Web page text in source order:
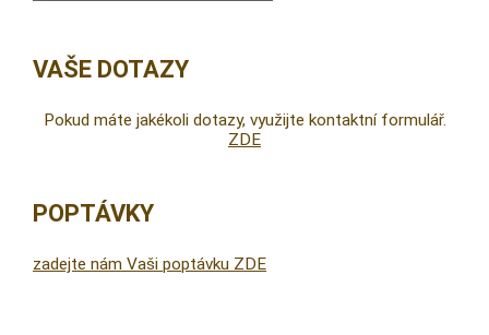
VAŠE DOTAZY
Pokud máte jakékoli dotazy, využijte kontaktní formulář.
ZDE
POPTÁVKY
zadejte nám Vaši poptávku ZDE